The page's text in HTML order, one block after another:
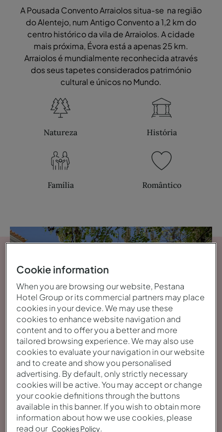
A Pousada Convento Arraiolos situa-se na região
do Alentejo, num Antigo Convento a 1,2 km do
centro histórico da vila de Arraiolos. A cidade
mais próxima, Évora está a apenas 25 km.
Arraiolos é mundialmente reconhecida através
dos seus tapetes considerados património
cultural e únicos no Mundo.
Natureza História
Família Romântico
Ver galeria
Cookie information
When you are browsing our website, Pestana
Hotel Group or its commercial partners may place
cookies in your device. We may use these
cookies to enhance website navigation and
content and to offer you a better and more
tailored browsing experience. We may also use
cookies to evaluate your navigation in our website
and to create and show you personalised
advertising. By default, only strictly necessary
cookies will be active. You may accept or change
your cookie definitions through the buttons
available in this banner. If you wish to obtain more
information about how we use cookies, please
read our Cookies Policy.